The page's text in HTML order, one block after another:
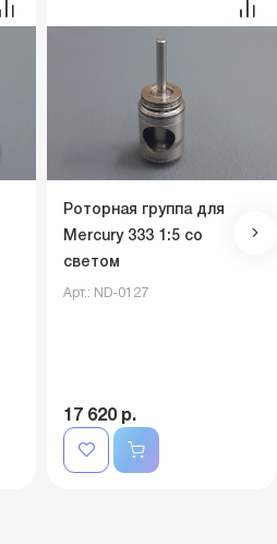
Роторная группа для
Mercury 333 1:5 со
светом
Арт.: ND-0127
17 620 р.